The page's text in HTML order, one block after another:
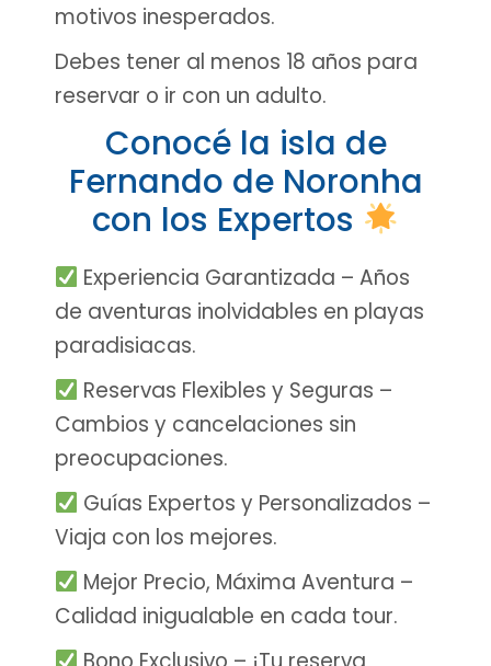
motivos inesperados.
Debes tener al menos 18 años para
reservar o ir con un adulto.
Conocé la isla de
Fernando de Noronha
con los Expertos
Experiencia Garantizada – Años
de aventuras inolvidables en playas
paradisiacas.
Reservas Flexibles y Seguras –
Cambios y cancelaciones sin
preocupaciones.
Guías Expertos y Personalizados –
Viaja con los mejores.
Mejor Precio, Máxima Aventura –
Calidad inigualable en cada tour.